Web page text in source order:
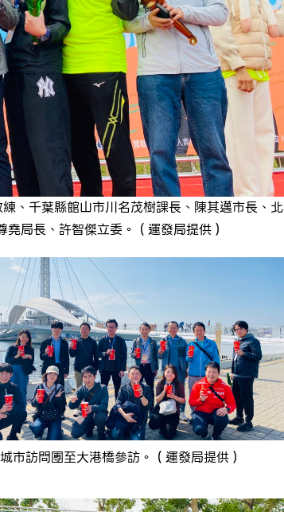
、千葉縣館山市川名茂樹課長、陳其邁市長、北
局長、許智傑立委。（運發局提供）
市訪問團至大港橋參訪。（運發局提供）